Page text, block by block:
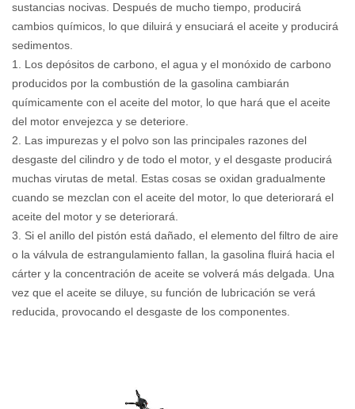
sustancias nocivas. Después de mucho tiempo, producirá
cambios químicos, lo que diluirá y ensuciará el aceite y producirá
sedimentos.
1. Los depósitos de carbono, el agua y el monóxido de carbono
producidos por la combustión de la gasolina cambiarán
químicamente con el aceite del motor, lo que hará que el aceite
del motor envejezca y se deteriore.
2. Las impurezas y el polvo son las principales razones del
desgaste del cilindro y de todo el motor, y el desgaste producirá
muchas virutas de metal. Estas cosas se oxidan gradualmente
cuando se mezclan con el aceite del motor, lo que deteriorará el
aceite del motor y se deteriorará.
3. Si el anillo del pistón está dañado, el elemento del filtro de aire
o la válvula de estrangulamiento fallan, la gasolina fluirá hacia el
cárter y la concentración de aceite se volverá más delgada. Una
vez que el aceite se diluye, su función de lubricación se verá
reducida, provocando el desgaste de los componentes.